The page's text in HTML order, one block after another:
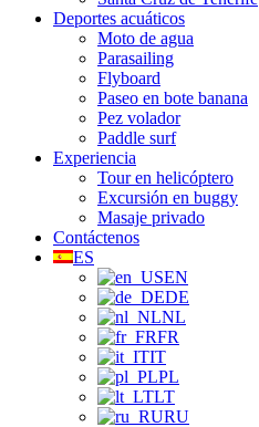
Deportes acuáticos
Moto de agua
Parasailing
Flyboard
Paseo en bote banana
Pez volador
Paddle surf
Experiencia
Tour en helicóptero
Excursión en buggy
Masaje privado
Contáctenos
ES
EN
DE
NL
FR
IT
PL
LT
RU